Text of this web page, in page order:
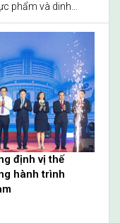
phẩm và dinh
Đồng hành
2026, Saigon
trường - Giá yêu
Co.opmart Pro,
Smile, Cheers,
GrandSale
mức ưu đãi lên
giả...
định vị thế
hành trình